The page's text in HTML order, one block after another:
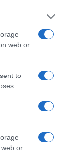
web or
to
web or